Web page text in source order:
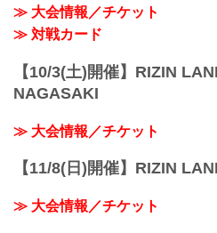
≫ 大会情報／チケット
≫ 対戦カード
【10/3(土)開催】RIZIN
NAGASAKI
≫ 大会情報／チケット
【11/8(日)開催】RIZIN
≫ 大会情報／チケット